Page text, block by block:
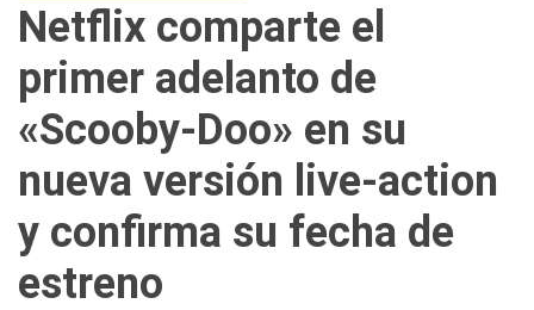
Netflix comparte el
primer adelanto de
«Scooby-Doo» en su
nueva versión live-action
y confirma su fecha de
estreno